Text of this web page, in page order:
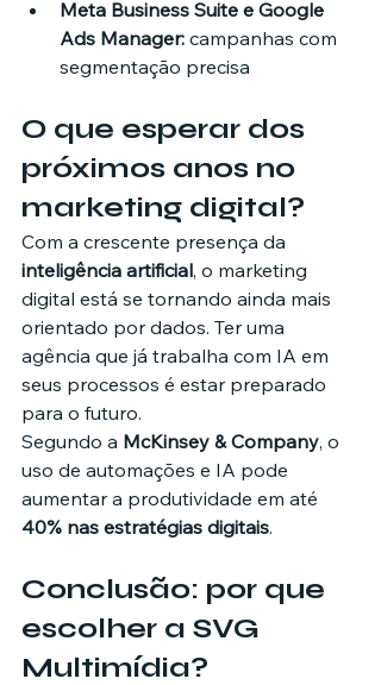
Meta Business Suite e Google
Ads Manager: campanhas com
segmentação precisa
O que esperar dos
próximos anos no
marketing digital?
Com a crescente presença da
inteligência artificial, o marketing
digital está se tornando ainda mais
orientado por dados. Ter uma
agência que já trabalha com IA em
seus processos é estar preparado
para o futuro.
Segundo a McKinsey & Company, o
uso de automações e IA pode
aumentar a produtividade em até
40% nas estratégias digitais.
Conclusão: por que
escolher a SVG
Multimídia?